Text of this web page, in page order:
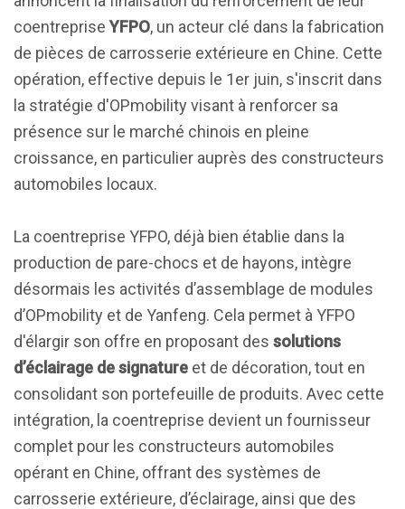
coentrepriseYFPO, un acteur clé dans la fabrication
de pièces de carrosserie extérieure en Chine. Cette
opération, effective depuis le 1er juin, s'inscrit dans
la stratégie d'OPmobility visant à renforcer sa
présence sur le marché chinois en pleine
croissance, en particulier auprès des constructeurs
automobiles locaux.
La coentreprise YFPO, déjà bien établie dans la
production de pare-chocs et de hayons, intègre
désormais les activités d’assemblage de modules
d’OPmobility et de Yanfeng. Cela permet à YFPO
d'élargir son offre en proposant des solutions
d’éclairage de signature et de décoration, tout en
consolidant son portefeuille de produits. Avec cette
intégration, la coentreprise devient un fournisseur
complet pour les constructeurs automobiles
opérant en Chine, offrant des systèmes de
carrosserie extérieure, d’éclairage, ainsi que des